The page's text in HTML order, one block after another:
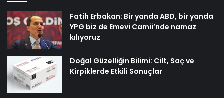
Fatih Erbakan: Bir yanda ABD, bir yanda
YPG biz de Emevi Camii’nde namaz
kılıyoruz
Doğal Güzelliğin Bilimi: Cilt, Saç ve
Kirpiklerde Etkili Sonuçlar